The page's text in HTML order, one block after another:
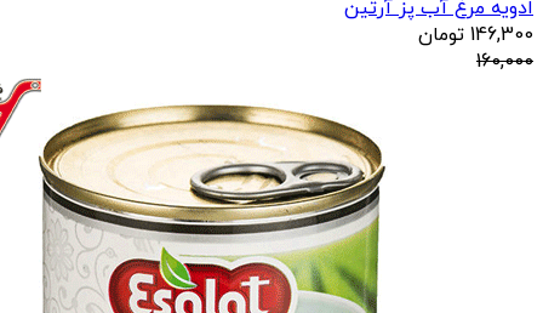
ادویه مرغ آب پز آرتین
146,300 تومان
160,000